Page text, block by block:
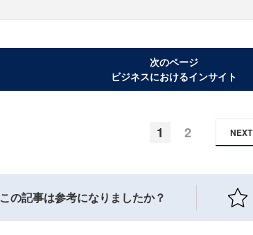
次のページ
ビジネスにおけるインサイト
1 2 NEXT
この記事は参考になりましたか？